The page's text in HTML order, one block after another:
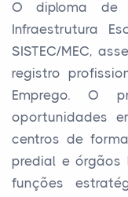
O diploma de
Infraestrutura
SISTEC/MEC,
registro
Emprego. O
oportunidades
centros de
predial e órgãos
funções